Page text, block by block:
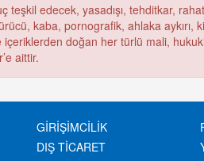
teşkil edecek, yasadışı, tehditkar,
kaba, pornografik, ahlaka aykırı,
içeriklerden doğan her türlü mali,
aittir.
GİRİŞİMCİLİK
DIŞ TİCARET